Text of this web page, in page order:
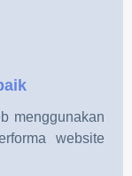
menggunakan
website